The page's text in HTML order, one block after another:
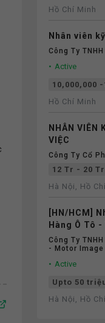
Hồ Chí Minh
Nhân viên
Công Ty
Active
10,000,000
Hồ Chí Minh
NHÂN VIÊN
VIỆC
Công Ty Cổ
12 Tr - 20
Hà Nội, Hồ
[HN/HCM]
Hàng Ô Tô
Triệu++,
Công Ty
- Motor Image
Active
Upto 50
Hà Nội, Hồ